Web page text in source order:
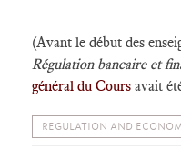
(Avant le début des
Régulation bancaire et
général du Cours avait
REGULATION AND